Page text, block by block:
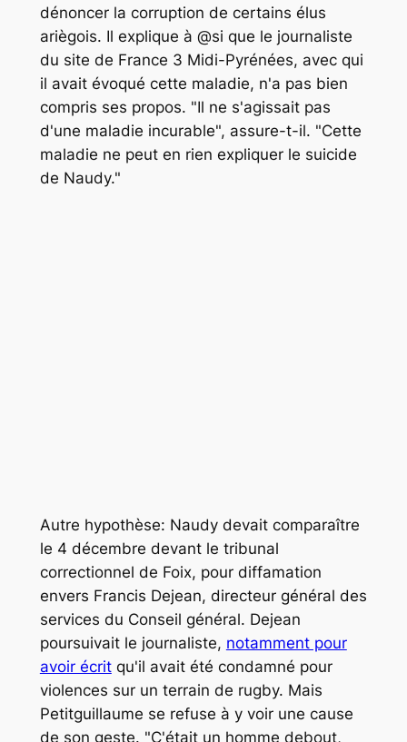
dénoncer la corruption de certains élus
ariègois. Il explique à @si que le journaliste
du site de France 3 Midi-Pyrénées, avec qui
il avait évoqué cette maladie, n'a pas bien
compris ses propos. "Il ne s'agissait pas
d'une maladie incurable", assure-t-il. "Cette
maladie ne peut en rien expliquer le suicide
de Naudy."
Autre hypothèse: Naudy devait comparaître
le 4 décembre devant le tribunal
correctionnel de Foix, pour diffamation
envers Francis Dejean, directeur général des
services du Conseil général. Dejean
poursuivait le journaliste, notamment pour
avoir écritqu'il avait été condamné pour
violences sur un terrain de rugby. Mais
Petitguillaume se refuse à y voir une cause
de son geste. "C'était un homme debout,